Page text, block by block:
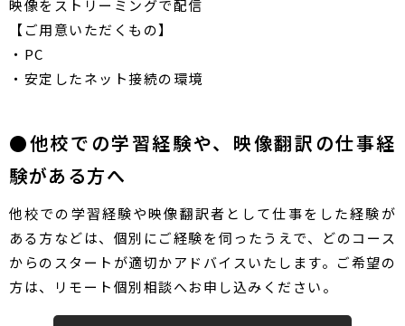
映像を​ストリーミングで​配信
【ご用意いただくもの】
・PC
・安定したネット接続の環境
●他校での学習経験や、映像翻訳の仕事経
験がある方へ
他校での学習経験や映像翻訳者として仕事をした経験が
ある方などは、個別にご経験を伺ったうえで、どのコース
からのスタートが適切かアドバイスいたします。ご希望の
方は、リモート個別相談へお申し込みください。